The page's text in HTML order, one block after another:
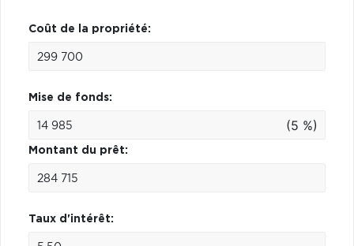
Coût de la propriété:
Mise de fonds:
(5 %)
Montant du prêt:
Taux d'intérêt: